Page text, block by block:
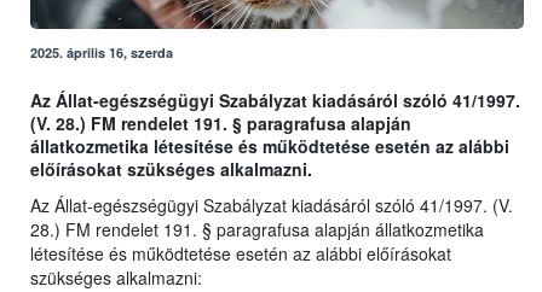
2025. április 16, szerda
Az Állat-egészségügyi Szabályzat kiadásáról szóló 41/1997.
(V. 28.) FM rendelet 191. § paragrafusa alapján
állatkozmetika létesítése és működtetése esetén az alábbi
előírásokat szükséges alkalmazni.
Az Állat-egészségügyi Szabályzat kiadásáról szóló 41/1997. (V.
28.) FM rendelet 191. § paragrafusa alapján állatkozmetika
létesítése és működtetése esetén az alábbi előírásokat
szükséges alkalmazni: